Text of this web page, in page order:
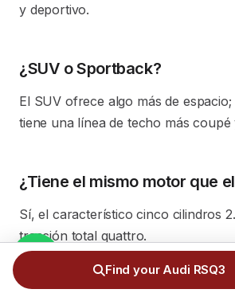
y deportivo.
¿SUV o Sportback?
El SUV ofrece algo más de
tiene una línea de techo más coupé
¿Tiene el mismo motor que
Sí, el característico cinco cilindros
tracción total quattro.
Find your Audi RSQ3